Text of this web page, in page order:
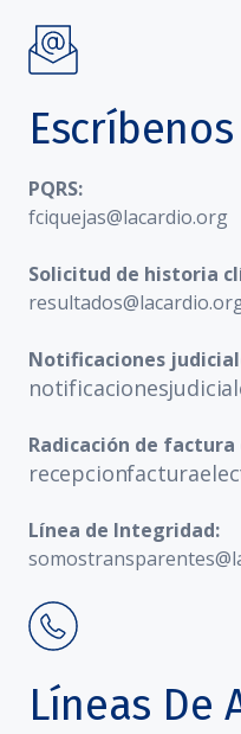
Escríbenos
PQRS:
fciquejas@lacardio.org
Solicitud de historia
Notificaciones
Radicación de
Línea de Integridad:
Líneas De